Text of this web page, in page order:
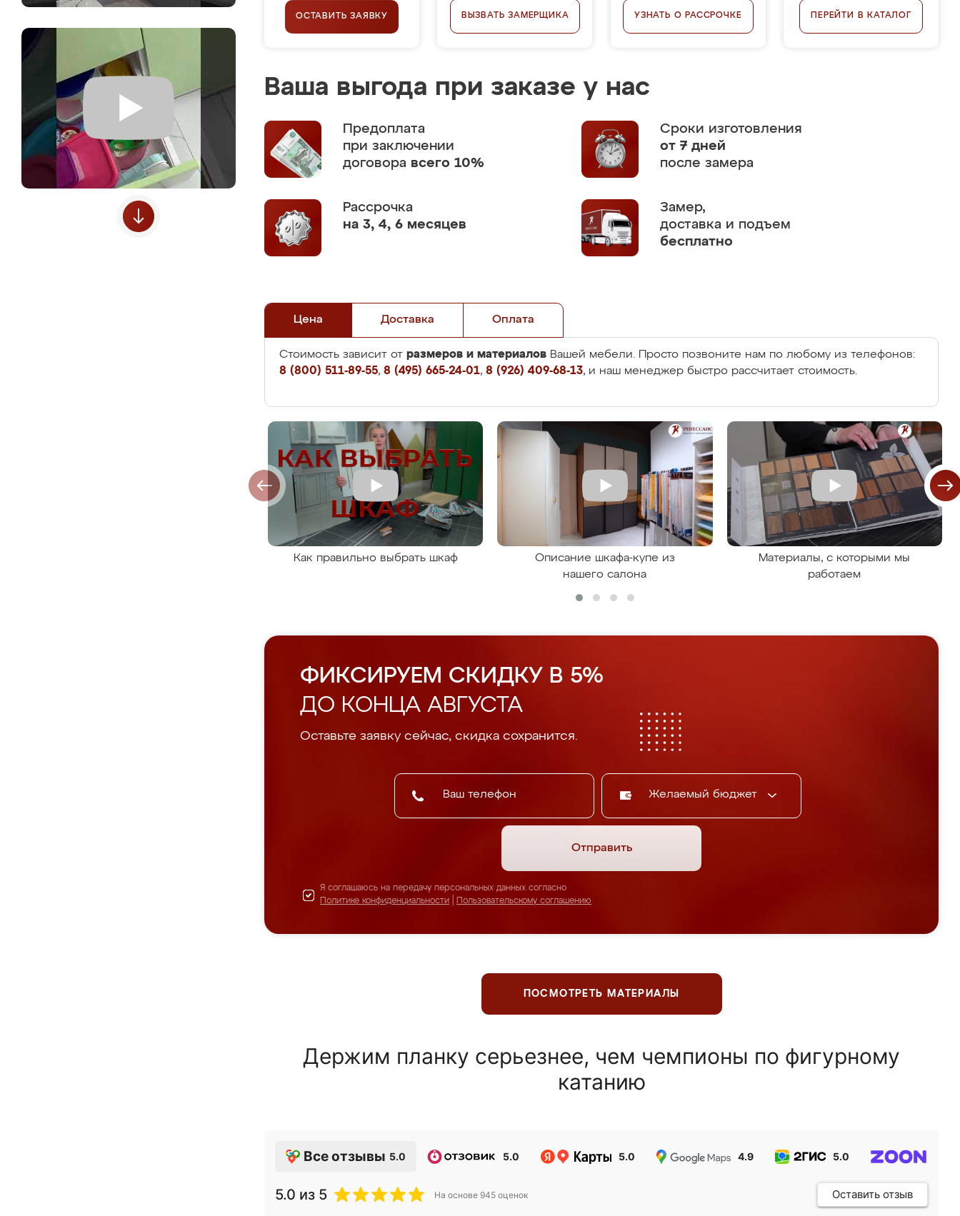
ОСТАВИТЬ ЗАЯВКУ ВЫЗВАТЬ ЗАМЕРЩИКА УЗНАТЬ О РАССРОЧКЕ ПЕРЕЙТИ В КАТАЛОГ
Ваша выгода при заказе у нас
Предоплата
при заключении
договора всего 10%
Сроки изготовления
от 7 дней
после замера
Рассрочка
на 3, 4, 6 месяцев
Замер,
доставка и подъем
бесплатно
Цена Доставка Оплата
Стоимость зависит от размеров и материалов Вашей мебели. Просто позвоните нам по любому из телефонов:
8 (800) 511-89-55, 8 (495) 665-24-01, 8 (926) 409-68-13, и наш менеджер быстро рассчитает стоимость.
Как правильно выбрать шкаф
Описание шкафа-купе из
нашего салона
Материалы, с которыми мы
работаем
ФИКСИРУЕМ СКИДКУ В 5%
ДО КОНЦА АВГУСТА
Оставьте заявку сейчас, скидка сохранится.
Желаемый бюджет
Отправить
Я соглашаюсь на передачу персональных данных согласно
Политике конфиденциальности
Пользовательскому соглашению
ПОСМОТРЕТЬ МАТЕРИАЛЫ
Держим планку серьезнее, чем чемпионы по фигурному
катанию
Все отзывы 5.0 5.0 5.0 4.9 5.0
5.0 из 5 На основе 945 оценок Оставить отзыв